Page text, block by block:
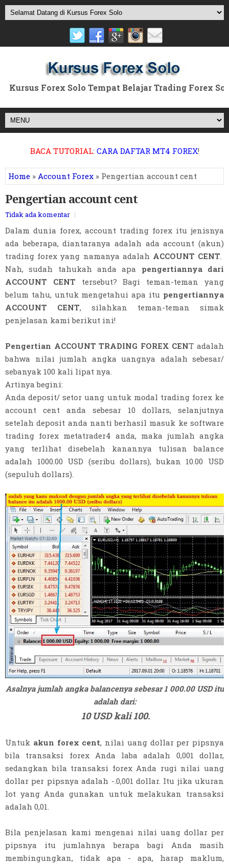
Forex Solo Tempat Belajar Trading Forex Solo
BACA TUTORIAL: CARA DAFTAR MT4 FOREX!
Home » Account Forex » Pengertian account cent
Pengertian account cent
Tidak ada komentar
Dalam dunia forex, account trading forex itu jenisnya
ada beberapa, diantaranya adalah ada account (akun)
trading forex yang namanya adalah ACCOUNT CENT.
Nah, sudah tahukah anda apa pengertiannya dari
ACCOUNT CENT tersebut? Bagi teman-teman yang
belum tahu, untuk mengetahui apa itu pengertiannya
ACCOUNT CENT, silahkan teman-teman simak
penjelasan kami berikut ini!
Pengertian ACCOUNT TRADING FOREX CENT adalah
bahwa nilai jumlah angka uangnya adalah sebesar/
sebanyak 100 kali lipat nya.
Artinya begini:
Anda deposit/ setor uang untuk modal trading forex ke
account cent anda sebesar 10 dollars, selanjutnya
setelah deposit anda nanti berhasil masuk ke software
trading forex metatrader4 anda, maka jumlah angka
yang terlihat disebelah kanannya tulisan balance
adalah 1000.00 USD (seribu dollars), bukan 10.00 USD
(sepuluh dollars).
Asalnya jumlah angka balancenya sebesar 1 000.00 USD itu
adalah dari:
10 USD kali 100.
Untuk akun forex cent, nilai uang dollar per pipsnya
bila transaksi forex Anda laba adalah 0,001 dollar,
sedangkan bila transaksi forex Anda rugi nilai uang
dollar per pipsnya adalah -.0,001 dollar. Itu jika ukuran
lot yang Anda gunakan untuk melakukan transaksi
adalah 0,01.
Bila penjelasan kami mengenai nilai uang dollar per
pipsnya itu jumlahnya berapa bagi Anda masih
membingungkan, tidak apa - apa, harap maklum,